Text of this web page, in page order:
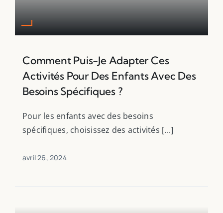
Comment Puis-Je Adapter Ces
Activités Pour Des Enfants Avec Des
Besoins Spécifiques ?
Pour les enfants avec des besoins
spécifiques, choisissez des activités [...]
avril 26, 2024